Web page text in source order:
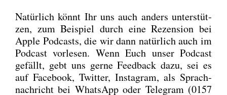
Natür­lich könnt Ihr uns auch anders unter­stüt­
zen, zum Bei­spiel durch eine Rezen­si­on bei
Apple Pod­casts, die wir dann natür­lich auch im
Pod­cast vor­le­sen. Wenn Euch unser Pod­cast
gefällt, gebt uns ger­ne Feed­back dazu, sei es
auf Face­book, Twit­ter, Insta­gram, als Sprach­
nach­richt bei Whats­App oder Tele­gram (0157